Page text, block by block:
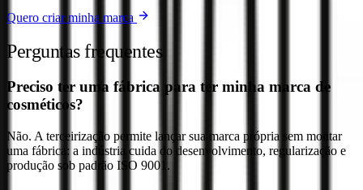
Quero criar minha marca
Perguntas frequentes
Preciso ter uma fábrica para ter minha marca de
cosméticos?
Não. A terceirização permite lançar sua marca própria sem montar
uma fábrica: a indústria cuida do desenvolvimento, regularização e
produção sob padrão ISO 9001.